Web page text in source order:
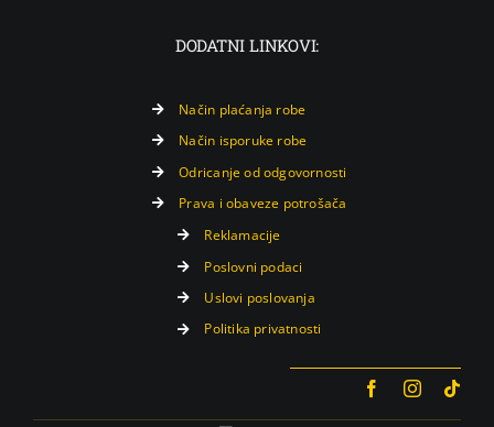
DODATNI LINKOVI:
Način plaćanja robe
Način isporuke robe
Odricanje od odgovornosti
Prava i obaveze potrošača
Reklamacije
Poslovni podaci
Uslovi poslovanja
Politika privatnosti